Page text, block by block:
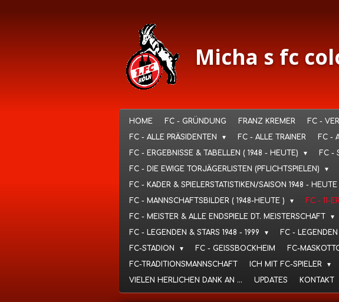
Micha s fc
HOME FC - GRÜNDUNG FRANZ KREMER FC -
FC - ALLE PRÄSIDENTEN
FC - ALLE TRAINER FC -
FC - ERGEBNISSE & TABELLEN ( 1948 - HEUTE)
FC -
FC - DIE EWIGE TORJÄGERLISTEN (PFLICHTSPIELEN)
FC - KADER & SPIELERSTATISTIKEN/SAISON 1948 - HEUTE
FC - MANNSCHAFTSBILDER ( 1948-HEUTE )
FC - 11-
FC - MEISTER & ALLE ENDSPIELE DT. MEISTERSCHAFT
FC - LEGENDEN & STARS 1948 - 1999
FC -
FC-STADION
FC - GEISSBOCKHEIM FC-
FC-TRADITIONSMANNSCHAFT
ICH MIT FC-SPIELER
VIELEN HERLICHEN DANK AN ...
UPDATES KONTAKT